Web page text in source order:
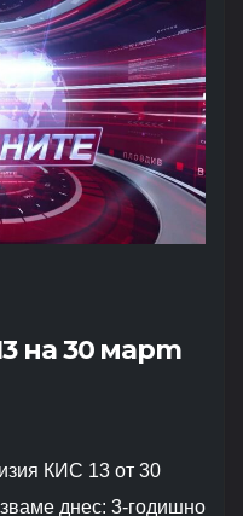
на 30 март
КИС 13 от 30
днес: 3-годишно